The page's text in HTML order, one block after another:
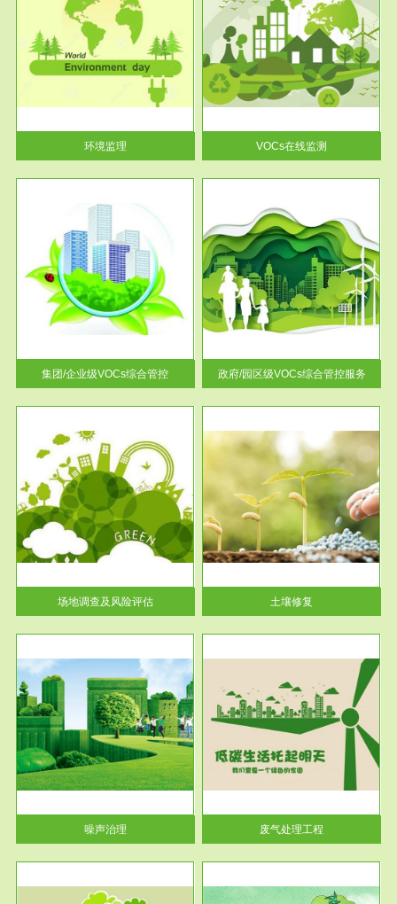
环境监理
服务范围
VOCs在线监测
根据《重点区域大气污染防
治“十二五”规划》有机废气净化
率达...
VOCs在线监测
集团/企业级VOCs综合管控
服务范围
政府/园区级VOCs综合管控服务
根据《石化行业挥发性有机物综
合整治方案》文件要求，到2017
年，全...
政府/园区级VOCs综合管控服务
场地调查及风险评估
服务范围
土壤修复
土壤修复
噪声治理
服务范围
废气处理工程
废气处理工程